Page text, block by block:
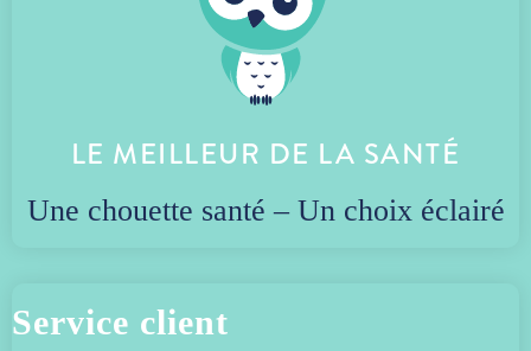
LE MEILLEUR DE LA SANTÉ
Une chouette santé – Un choix éclairé
Service client